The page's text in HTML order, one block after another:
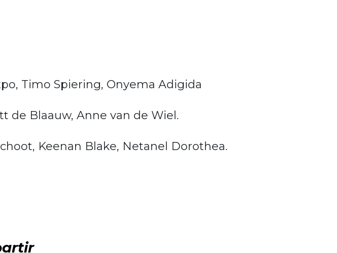
Timo Spiering, Onyema Adigida
de Blaauw, Anne van de Wiel.
Keenan Blake, Netanel Dorothea.